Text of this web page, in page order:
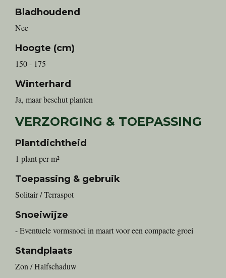
Bladhoudend
Nee
Hoogte (cm)
150 - 175
Winterhard
Ja, maar beschut planten
VERZORGING & TOEPASSING
Plantdichtheid
1 plant per m²
Toepassing & gebruik
Solitair / Terraspot
Snoeiwijze
- Eventuele vormsnoei in maart voor een compacte groei
Standplaats
Zon / Halfschaduw